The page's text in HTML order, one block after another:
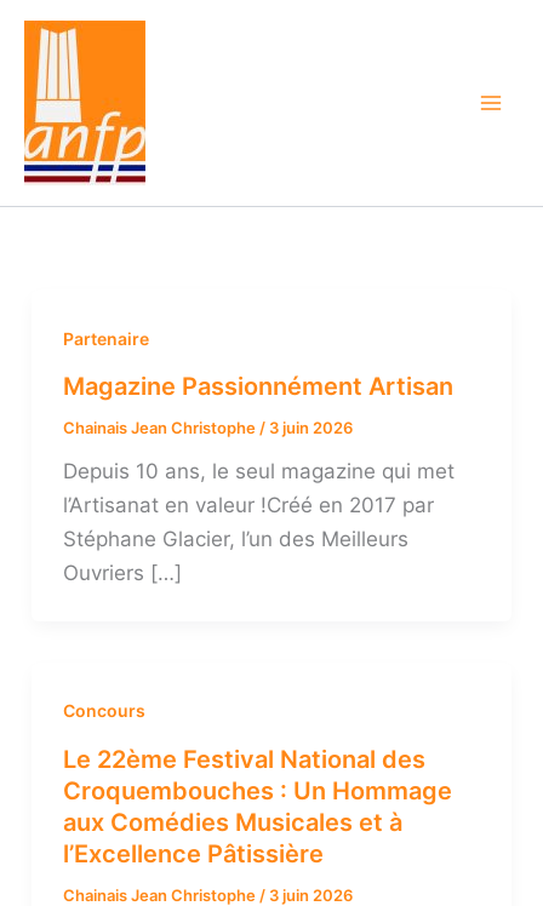
Aller
contenu
Partenaire
Magazine Passionnément Artisan
Chainais Jean Christophe / 3 juin 2026
Depuis 10 ans, le seul magazine qui met
l’Artisanat en valeur !Créé en 2017 par
Stéphane Glacier, l’un des Meilleurs
Ouvriers […]
Concours
Le 22ème Festival National des
Croquembouches : Un Hommage
aux Comédies Musicales et à
l’Excellence Pâtissière
Chainais Jean Christophe / 3 juin 2026